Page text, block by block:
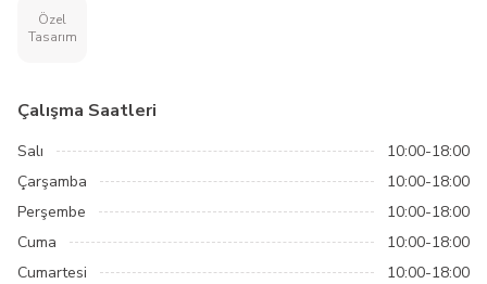
Özel
Tasarım
Çalışma Saatleri
Salı
10:00-18:00
Çarşamba
10:00-18:00
Perşembe
10:00-18:00
Cuma
10:00-18:00
Cumartesi
10:00-18:00